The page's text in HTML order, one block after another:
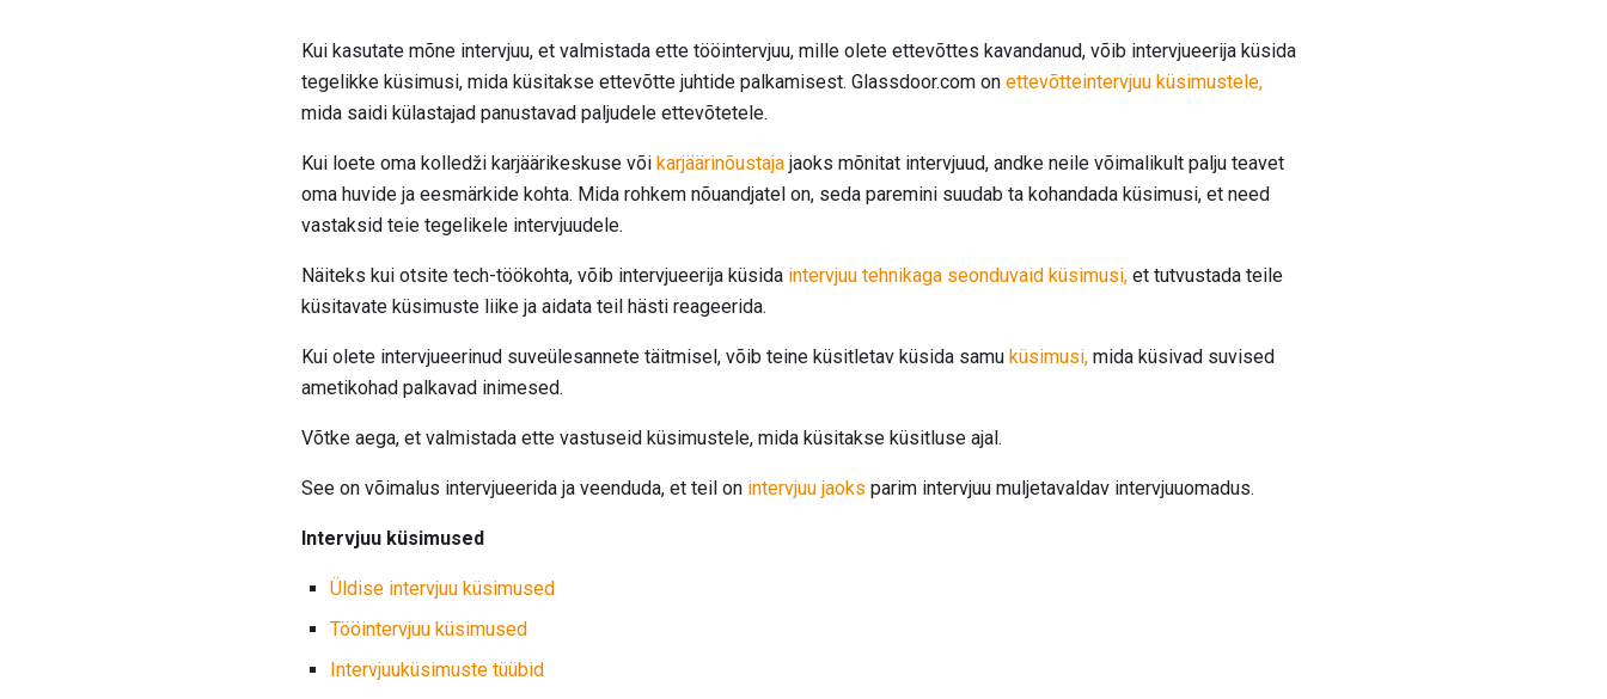
Kui kasutate mõne intervjuu, et valmistada ette tööintervjuu, mille olete ettevõttes kavandanud, võib intervjueerija küsida
tegelikke küsimusi, mida küsitakse ettevõtte juhtide palkamisest. Glassdoor.com on ettevõtteintervjuu küsimustele,
mida saidi külastajad panustavad paljudele ettevõtetele.
Kui loete oma kolledži karjäärikeskuse või karjäärinõustaja jaoks mõnitat intervjuud, andke neile võimalikult palju teavet
oma huvide ja eesmärkide kohta. Mida rohkem nõuandjatel on, seda paremini suudab ta kohandada küsimusi, et need
vastaksid teie tegelikele intervjuudele.
Näiteks kui otsite tech-töökohta, võib intervjueerija küsida intervjuu tehnikaga seonduvaid küsimusi, et tutvustada teile
küsitavate küsimuste liike ja aidata teil hästi reageerida.
Kui olete intervjueerinud suveülesannete täitmisel, võib teine ​​küsitletav küsida samu küsimusi, mida küsivad suvised
ametikohad palkavad inimesed.
Võtke aega, et valmistada ette vastuseid küsimustele, mida küsitakse küsitluse ajal.
See on võimalus intervjueerida ja veenduda, et teil on intervjuu jaoks parim intervjuu muljetavaldav intervjuuomadus.
Intervjuu küsimused
Üldise intervjuu küsimused
Tööintervjuu küsimused
Intervjuuküsimuste tüübid